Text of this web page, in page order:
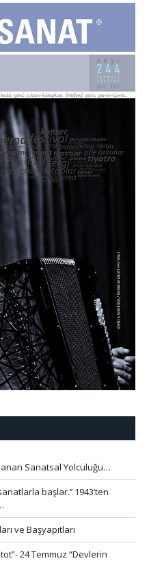
Sanatsal Yolculuğu…
başlar.’’ 1943’ten
ve Başyapıtları
24 Temmuz “Devlerin